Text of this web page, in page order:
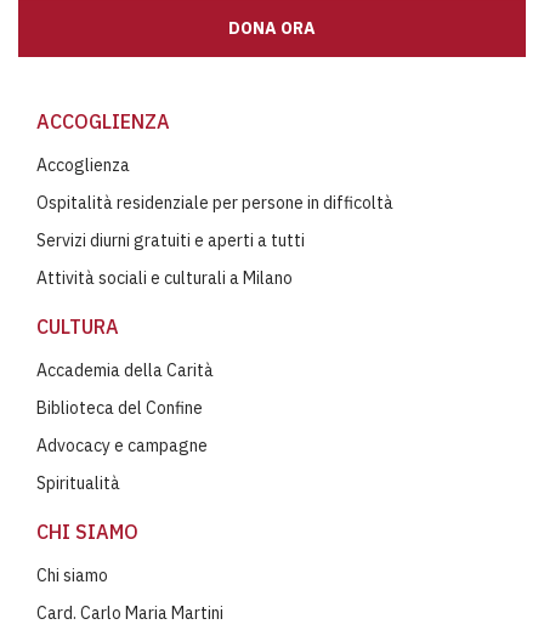
DONA ORA
ACCOGLIENZA
Accoglienza
Ospitalità residenziale per persone in difficoltà
Servizi diurni gratuiti e aperti a tutti
Attività sociali e culturali a Milano
CULTURA
Accademia della Carità
Biblioteca del Confine
Advocacy e campagne
Spiritualità
CHI SIAMO
Chi siamo
Card. Carlo Maria Martini